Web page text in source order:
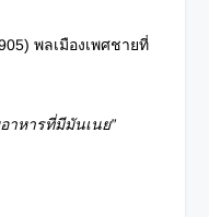
พลเมืองเพศชายที่
าหารที่มีมันเนย”